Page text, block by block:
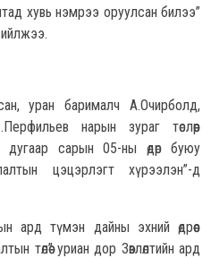
хувь нэмрээ оруулсан билээ”
уран барималч А.Очирболд,
нарын зураг төслөөр
дугаар сарын 05-ны өдөр буюу
цэцэрлэгт хүрээлэн”-д
ард түмэн дайны эхний өдрөөс
төлөө” уриан дор Зөвлөлтийн ард